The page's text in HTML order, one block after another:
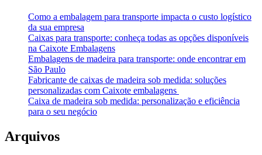
Como a embalagem para transporte impacta o custo logístico
da sua empresa
Caixas para transporte: conheça todas as opções disponíveis
na Caixote Embalagens
Embalagens de madeira para transporte: onde encontrar em
São Paulo
Fabricante de caixas de madeira sob medida: soluções
personalizadas com Caixote embalagens
Caixa de madeira sob medida: personalização e eficiência
para o seu negócio
Arquivos